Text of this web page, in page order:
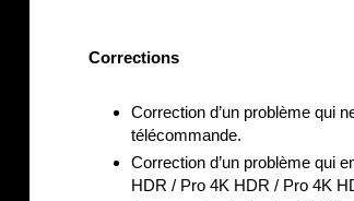
Corrections
Correction d’un problème qui
télécommande.
Correction d’un problème qui
HDR / Pro 4K HDR / Pro 4K